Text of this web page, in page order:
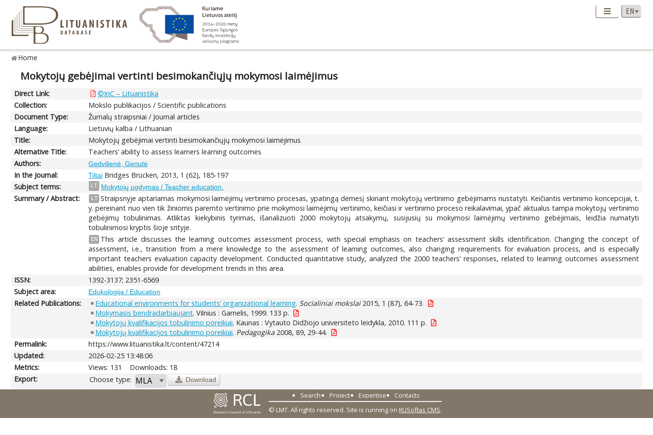
Home
Mokytojų gebėjimai vertinti besimokančiųjų mokymosi laimėjimus
Direct Link:
©InC – Lituanistika
Collection:
Mokslo publikacijos / Scientific publications
Document Type:
Žurnalų straipsniai / Journal articles
Language:
Lietuvių kalba / Lithuanian
Title:
Mokytojų gebėjimai vertinti besimokančiųjų mokymosi laimėjimus
Alternative Title:
Teachers’ ability to assess learners learning outcomes
Authors:
Gedvilienė, Genutė
In the Journal: Tiltai Bridges Brücken, 2013, 1 (62), 185-197
Subject terms:
LT Mokytojų ugdymas / Teacher education.
Summary / Abstract: LT Straipsnyje aptariamas mokymosi laimėjimų vertinimo procesas, ypatingą dėmesį skiriant mokytojų vertinimo gebėjimams nustatyti. Keičiantis vertinimo koncepcijai, t.
y. pereinant nuo vien tik žiniomis paremto vertinimo prie mokymosi laimėjimų vertinimo, keičiasi ir vertinimo proceso reikalavimai, ypač aktualus tampa mokytojų vertinimo
gebėjimų tobulinimas. Atliktas kiekybinis tyrimas, išanalizuoti 2000 mokytojų atsakymų, susijusių su mokymosi laimėjimų vertinimo gebėjimais, leidžia numatyti
tobulinimosi kryptis šioje srityje.
EN
This article discusses the learning outcomes assessment process, with special emphasis on teachers’ assessment skills identification. Changing the concept of
assessment, i.e., transition from a mere knowledge to the assessment of learning outcomes, also changing requirements for evaluation process, and is especially
important teachers evaluation capacity development. Conducted quantitative study, analyzed the 2000 teachers’ responses, related to learning outcomes assessment
abilities, enables provide for development trends in this area.
ISSN:
1392-3137; 2351-6569
Subject area:
Edukologija / Education
Related Publications: Educational environments for students’ organizational learning. Socialiniai mokslai2015, 1 (87), 64-73.
Mokymasis bendradarbiaujant. Vilnius : Garnelis, 1999. 133 p.
Mokytojų kvalifikacijos tobulinimo poreikiai. Kaunas : Vytauto Didžiojo universiteto leidykla, 2010. 111 p.
Mokytojų kvalifikacijos tobulinimo poreikiai. Pedagogika2008, 89, 29-44.
Permalink:
https://www.lituanistika.lt/content/47214
Updated:
2026-02-25 13:48:06
Metrics:
Views: 131
Downloads: 18
Export:
Choose type: Download
Search Project Expertise
Contacts
© LMT. All rights reserved. Site is running on KUSoftas CMS.